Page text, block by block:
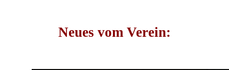
Neues vom Verein: